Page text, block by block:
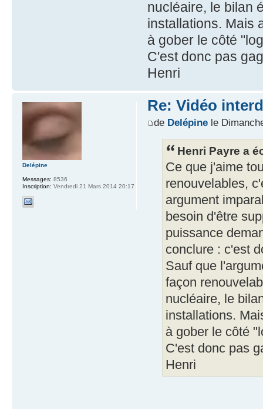
nucléaire, le bilan
installations. Mais
à gober le côté
C'est donc pas
Henri
Re: Vidéo
de Delépinele
Henri Payre a
Ce que j'aime
renouvelables,
argument
besoin d'être
puissance
conclure : c'est
Sauf que
façon
nucléaire, le
installations.
à gober le côté
C'est donc pas
Henri
Delépine
Messages: 8536
Inscription: Vendredi 21 Mars 2014 20:17